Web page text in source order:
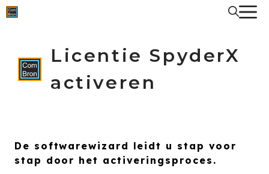
Spring
naar
Licentie SpyderX
activeren
De softwarewizard leidt u stap voor
stap door het activeringsproces.